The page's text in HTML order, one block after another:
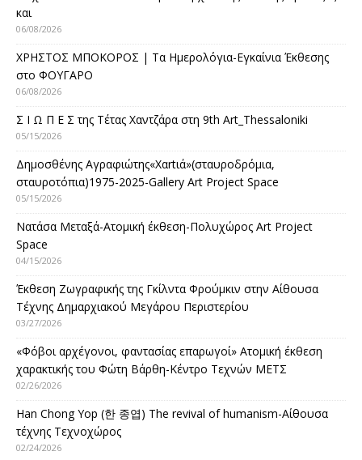
και
06/08/2026
ΧΡΗΣΤΟΣ ΜΠΟΚΟΡΟΣ | Τα Ημερολόγια-Εγκαίνια Έκθεσης
στο ΦΟΥΓΑΡΟ
06/08/2026
Σ Ι Ω Π Ε Σ της Τέτας Χαντζάρα στη 9th Art_Thessaloniki
05/15/2026
Δημοσθένης Αγραφιώτης«Xαrtιά»(σταυροδρόμια,
σταυροτόπια)1975-2025-Gallery Art Project Space
05/15/2026
Νατάσα Μεταξά-Ατομική έκθεση-Πολυχώρος Art Project
Space
04/15/2026
Έκθεση Ζωγραφικής της Γκίλντα Φρούμκιν στην Αίθουσα
Τέχνης Δημαρχιακού Μεγάρου Περιστερίου
03/27/2026
«Φόβοι αρχέγονοι, φαντασίας επαρωγοί» Ατομική έκθεση
χαρακτικής του Φώτη Βάρθη-Κέντρο Τεχνών ΜΕΤΣ
02/26/2026
Han Chong Yop (한 종엽) The revival of humanism-Αίθουσα
τέχνης Τεχνοχώρος
02/24/2026